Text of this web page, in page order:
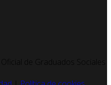
de Graduados Sociales